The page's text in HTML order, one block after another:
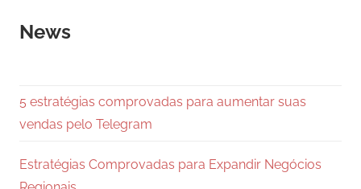
News
5 estratégias comprovadas para aumentar suas
vendas pelo Telegram
Estratégias Comprovadas para Expandir Negócios